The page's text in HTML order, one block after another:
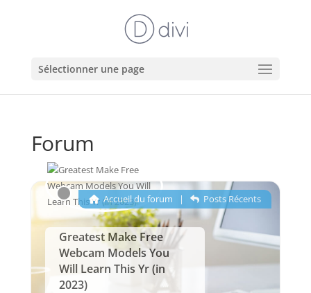
Sélectionner une page
Forum
Greatest Make Free
Webcam Models You
Will Learn This Yr (in
2023)
Accueil du forum | Posts Récents